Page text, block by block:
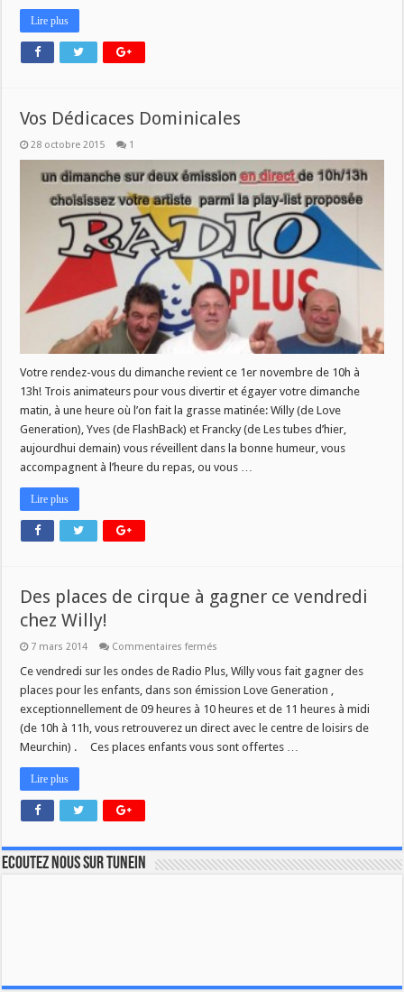
Lire plus
Vos Dédicaces Dominicales
28 octobre 2015 1
Votre rendez-vous du dimanche revient ce 1er novembre de 10h à
13h! Trois animateurs pour vous divertir et égayer votre dimanche
matin, à une heure où l’on fait la grasse matinée: Willy (de Love
Generation), Yves (de FlashBack) et Francky (de Les tubes d’hier,
aujourdhui demain) vous réveillent dans la bonne humeur, vous
accompagnent à l’heure du repas, ou vous …
Lire plus
Des places de cirque à gagner ce vendredi
chez Willy!
7 mars 2014 Commentaires fermés
places
cirque
à
gagner
ce
vendredi
chez
Ce vendredi sur les ondes de Radio Plus, Willy vous fait gagner des
places pour les enfants, dans son émission Love Generation ,
exceptionnellement de 09 heures à 10 heures et de 11 heures à midi
(de 10h à 11h, vous retrouverez un direct avec le centre de loisirs de
Meurchin) . Ces places enfants vous sont offertes …
Lire plus
Ecoutez nous sur TuneIn